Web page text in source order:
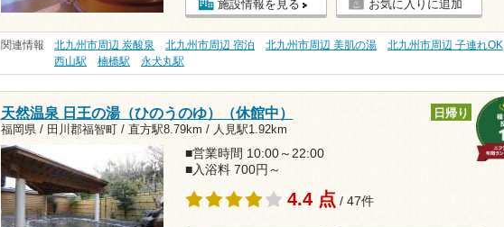
施設情報を見る お気に入りに追加
関連情報 北九州市周辺 炭酸泉 北九州市周辺 宿泊 北九州市周辺 美肌の湯 北九州市周辺 子連れOK
西山駅
楠橋駅 永犬丸駅
天然温泉 日王の湯（ひのうのゆ）（休館中）
福岡県 / 田川郡福智町 / 直方駅8.79km / 人見駅1.92km
日帰り
■営業時間 10:00～22:00
■入浴料 700円～
4.4 点 / 47件